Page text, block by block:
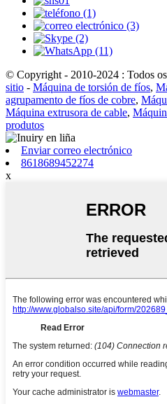
© Copyright - 2010-2024 : Todos os
sitio - Máquina de torsión de fíos,
agrupamento de fíos de cobre,
Máquina extrusora de cable,
produtos
Enviar correo electrónico
8618689452274
x